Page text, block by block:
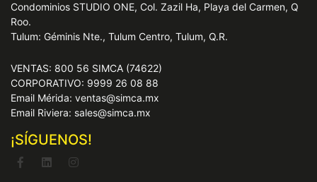
Condominios STUDIO ONE, Col. Zazil Ha, Playa del Carmen, Q
Roo.
Tulum: Géminis Nte., Tulum Centro, Tulum, Q.R.
VENTAS: 800 56 SIMCA (74622)
CORPORATIVO: 9999 26 08 88
Email Mérida: ventas@simca.mx
Email Riviera: sales@simca.mx
¡SÍGUENOS!